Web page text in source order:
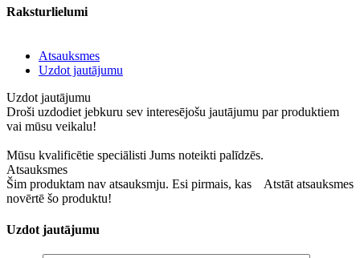
Raksturlielumi
Atsauksmes
Uzdot jautājumu
Uzdot jautājumu
Droši uzdodiet jebkuru sev interesējošu jautājumu par produktiem
vai mūsu veikalu!
Mūsu kvalificētie speciālisti Jums noteikti palīdzēs.
Atsauksmes
Atstāt atsauksmes
Šim produktam nav atsauksmju. Esi pirmais, kas
novērtē šo produktu!
Uzdot jautājumu